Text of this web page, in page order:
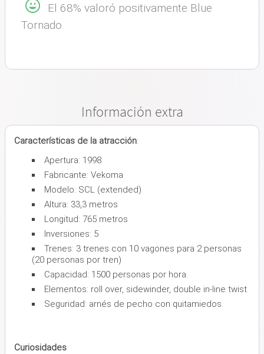
El 68% valoró positivamente Blue
Tornado
Información extra
Características de la atracción:
Apertura: 1998
Fabricante: Vekoma
Modelo: SCL (extended)
Altura: 33,3 metros
Longitud: 765 metros
Inversiones: 5
Trenes: 3 trenes con 10 vagones para 2 personas
(20 personas por tren)
Capacidad: 1500 personas por hora.
Elementos: roll over, sidewinder, double in-line twist
Seguridad: arnés de pecho con quitamiedos.
Curiosidades